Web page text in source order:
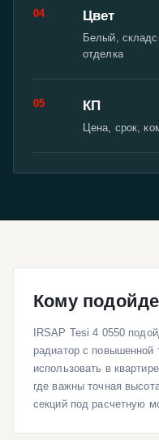
04 Цвет
Белый,
отделка
05 КП
Цена, срок,
Кому
IRSAP Tesi 4 0550
радиатор с
использовать в
где важны точная
секций под расчетную